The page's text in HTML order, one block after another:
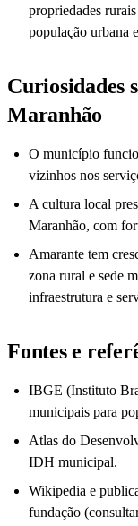
propriedades
população urbana
Curiosidades
Maranhão
O município
vizinhos nos
A cultura local
Maranhão, com
Amarante tem
zona rural e sede
infraestrutura e
Fontes e
IBGE (Instituto
municipais para
Atlas do
IDH municipal.
Wikipedia e
fundação